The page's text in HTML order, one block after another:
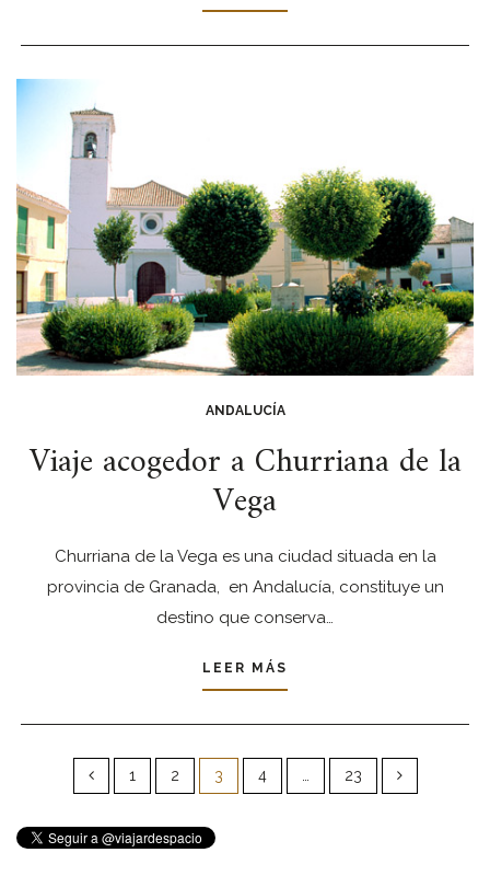
ANDALUCÍA
Viaje acogedor a Churriana de la
Vega
Churriana de la Vega es una ciudad situada en la
provincia de Granada, en Andalucía, constituye un
destino que conserva…
LEER MÁS
Paginación
entradas
1 2 3 4 23